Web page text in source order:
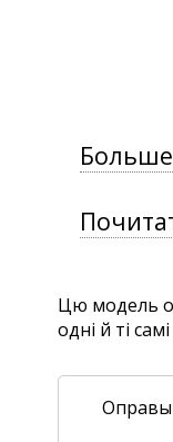
Цю модель
одні й ті
Оправы